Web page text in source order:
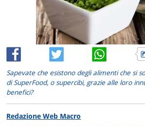
Sapevate che esistono degli alimenti che si
di SuperFood, o supercibi, grazie alle loro
benefici?
Redazione Web Macro